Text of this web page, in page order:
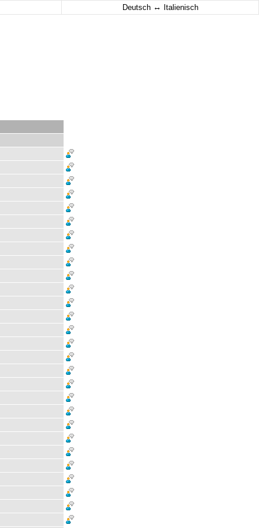
Deutsch ↔ Italienisch